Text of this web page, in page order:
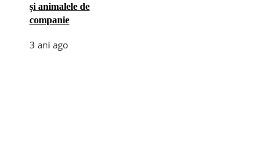
și animalele de
companie
3 ani ago